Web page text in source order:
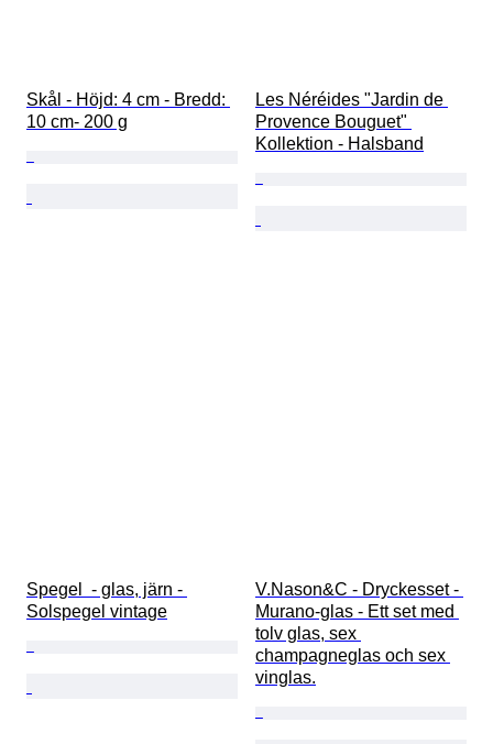
Skål - Höjd: 4 cm - Bredd:
10 cm- 200 g
Les Néréides "Jardin de
Provence Bouguet"
Kollektion - Halsband
Spegel  - glas, järn -
Solspegel vintage
V.Nason&C - Dryckesset -
Murano-glas - Ett set med
tolv glas, sex
champagneglas och sex
vinglas.